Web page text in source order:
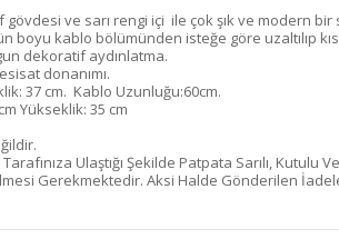
ve sarı rengi içi ile çok şık ve modern bir
boyu kablo bölümünden isteğe göre uzaltılıp
dekoratif aydınlatma.
donanımı.
37 cm. Kablo Uzunluğu:60cm.
Yükseklik: 35 cm
Ulaştığı Şekilde Patpata Sarılı, Kutulu
Gerekmektedir. Aksi Halde Gönderilen